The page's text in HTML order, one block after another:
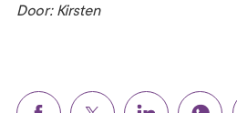
Door: Kirsten